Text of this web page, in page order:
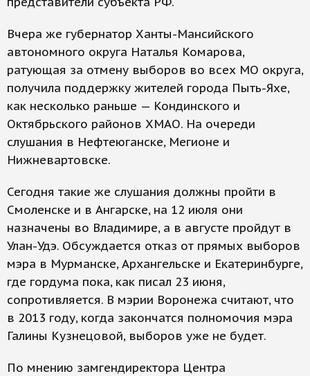
Вчера же губернатор Ханты-Мансийского
автономного округа Наталья Комарова,
ратующая за отмену выборов во всех МО округа,
получила поддержку жителей города Пыть-Яхе,
как несколько раньше — Кондинского и
Октябрьского районов ХМАО. На очереди
слушания в Нефтеюганске, Мегионе и
Нижневартовске.
Сегодня такие же слушания должны пройти в
Смоленске и в Ангарске, на 12 июля они
назначены во Владимире, а в августе пройдут в
Улан-Удэ. Обсуждается отказ от прямых выборов
мэра в Мурманске, Архангельске и Екатеринбурге,
где гордума пока, как писал 23 июня,
сопротивляется. В мэрии Воронежа считают, что
в 2013 году, когда закончатся полномочия мэра
Галины Кузнецовой, выборов уже не будет.
По мнению замгендиректора Центра